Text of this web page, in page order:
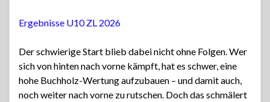
Ergebnisse U10 ZL 2026
Der schwierige Start blieb dabei nicht ohne Folgen. Wer
sich von hinten nach vorne kämpft, hat es schwer, eine
hohe Buchholz-Wertung aufzubauen – und damit auch,
noch weiter nach vorne zu rutschen. Doch das schmälert